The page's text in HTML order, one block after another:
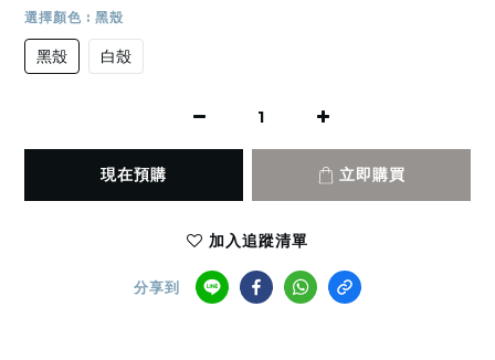
選擇顏色 : 黑殼
黑殼 白殼
現在預購 立即購買
加入追蹤清單
分享到